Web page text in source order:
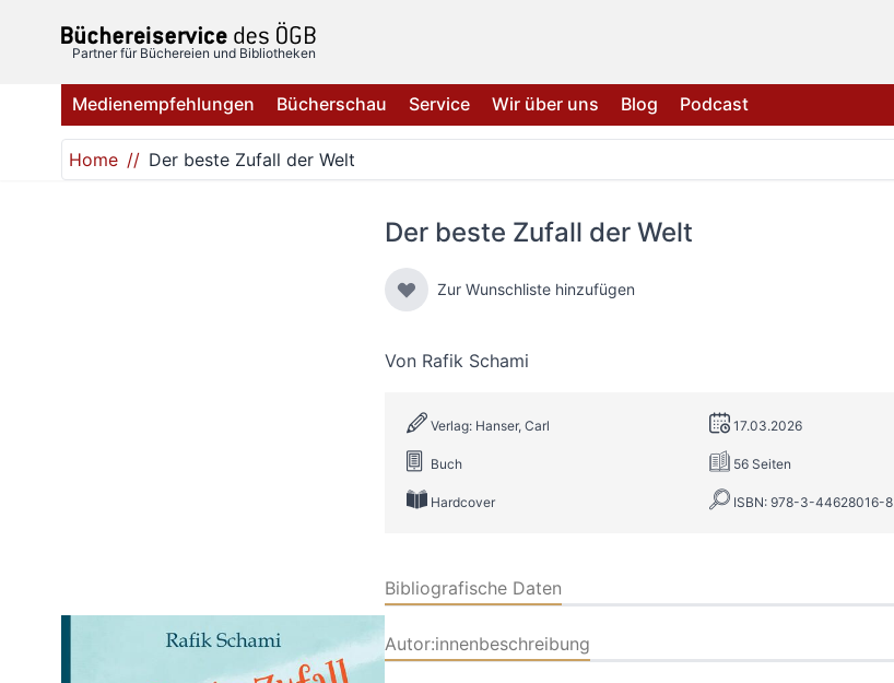
Partner für Büchereien und Bibliotheken
Medienempfehlungen Bücherschau Service Wir über uns Blog Podcast
Home Der beste Zufall der Welt
Der beste Zufall der Welt
Zur Wunschliste hinzufügen
Von Rafik Schami
Verlag: Hanser, Carl 17.03.2026
Buch 56 Seiten
Hardcover ISBN: 978-3-44628016-8
Bibliografische Daten
Autor:innenbeschreibung